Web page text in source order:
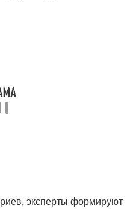
эксперты формируют